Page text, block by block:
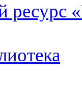
ресурс